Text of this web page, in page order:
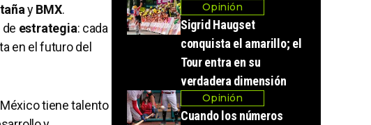
yBMX.
estrategia: cada
en el futuro del
tiene talento
Opinión
Sigrid Haugset
conquista el amarillo; el
Tour entra en su
verdadera dimensión
Opinión
Cuando los números